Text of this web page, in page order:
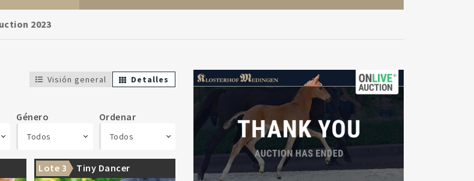
2023
Visión general Detalles
Todos
Género
Todos
Ordenar
Lote 3 Tiny Dancer